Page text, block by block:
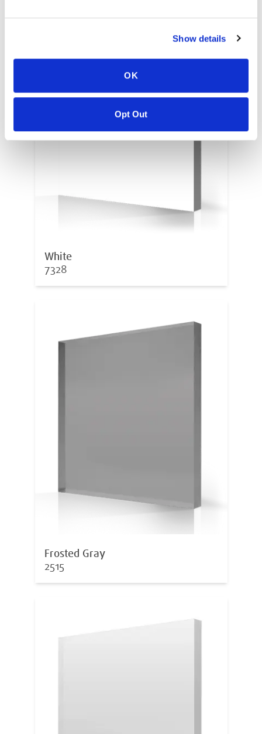
Show details
OK
Opt Out
White
7328
Frosted Gray
2515